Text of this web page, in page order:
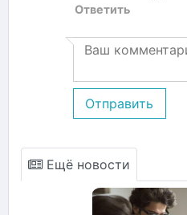
Ответить
Отправить
Ещё новости